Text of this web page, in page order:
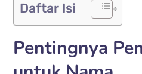
Daftar Isi
Pentingnya